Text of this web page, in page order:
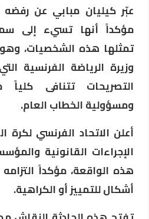
عبّر كيليان مبابي عن رفضه
مؤكداً أنها تسيء إلى
تمثلها هذه الشخصيات،
وزيرة الرياضة الفرنسية
التصريحات تتنافى كلياً
ومسؤولية الخطاب العام.
أعلن الاتحاد الفرنسي لكرة
الإجراءات القانونية
هذه الواقعة، مؤكداً
أشكال للتمييز أو الكراهية.